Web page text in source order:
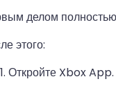
делом
этого:
Откройте Xbox App.